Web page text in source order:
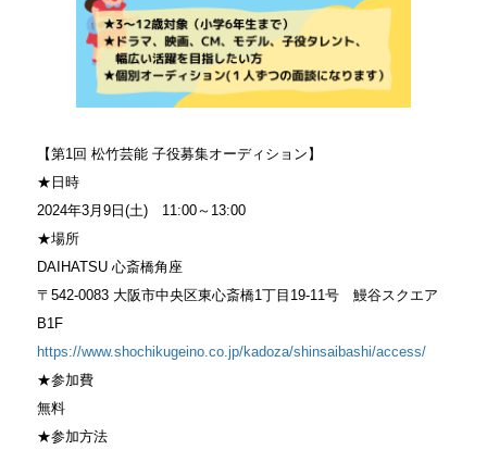
【第1回 松竹芸能 子役募集オーディション】
★日時
2024年3月9日(土) 11:00～13:00
★場所
DAIHATSU 心斎橋角座
〒542-0083 大阪市中央区東心斎橋1丁目19-11号 鰻谷スクエア
B1F
https://www.shochikugeino.co.jp/kadoza/shinsaibashi/access/
★参加費
無料
★参加方法